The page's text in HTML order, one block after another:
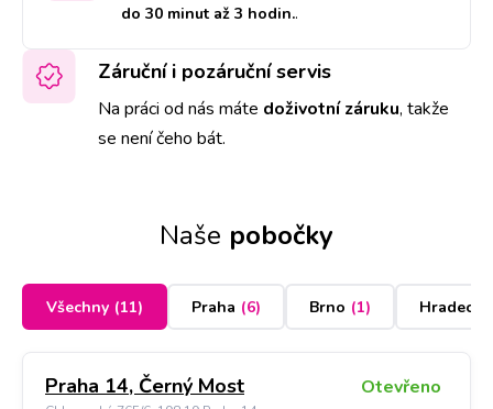
do 30 minut až 3 hodin..
Záruční i pozáruční servis
Na práci od nás máte doživotní záruku, takže
se není čeho bát.
Naše pobočky
Všechny (11) Praha (6) Brno (1) Hradec
Praha 14, Černý Most Otevřeno